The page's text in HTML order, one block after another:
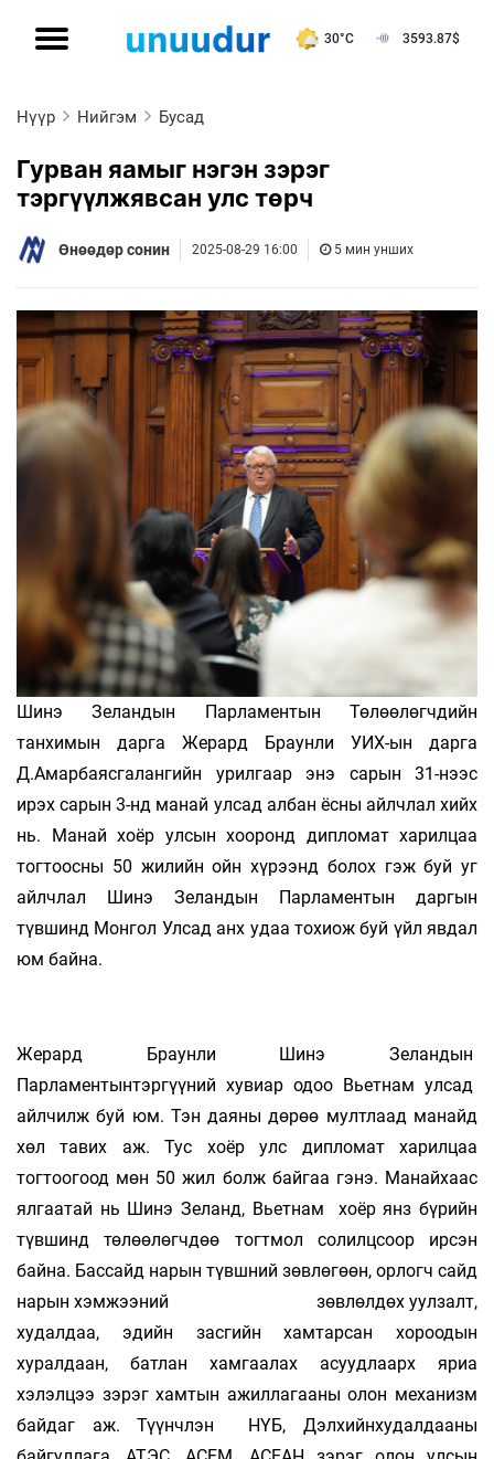
30°C 3593.87$
Нүүр Нийгэм Бусад
Гурван яамыг нэгэн зэрэг
тэргүүлжявсан улс төрч
Өнөөдөр сонин 2025-08-29 16:00 5 мин унших
Шинэ Зеландын Парламентын Төлөөлөгчдийн
танхимын дарга Жерард Браунли УИХ-ын дарга
Д.Амарбаясгалангийн урилгаар энэ сарын 31-нээс
ирэх сарын 3-нд манай улсад албан ёсны айлчлал хийх
нь. Манай хоёр улсын хооронд дипломат харилцаа
тогтоосны 50 жилийн ойн хүрээнд болох гэж буй уг
айлчлал Шинэ Зеландын Парламентын даргын
түвшинд Монгол Улсад анх удаа тохиож буй үйл явдал
юм байна.
Жерард Браунли Шинэ Зеландын
Парламентынтэргүүний хувиар одоо Вьетнам улсад
айлчилж буй юм. Тэн даяны дөрөө мултлаад манайд
хөл тавих аж. Тус хоёр улс дипломат харилцаа
тогтоогоод мөн 50 жил болж байгаа гэнэ. Манайхаас
ялгаатай нь Шинэ Зеланд, Вьетнам хоёр янз бүрийн
түвшинд төлөөлөгчдөө тогтмол солилцсоор ирсэн
байна. Бассайд нарын түвшний зөвлөгөөн, орлогч сайд
нарын хэмжээний зөвлөлдөх уулзалт,
худалдаа, эдийн засгийн хамтарсан хороодын
хуралдаан, батлан хамгаалах асуудлаарх яриа
хэлэлцээ зэрэг хамтын ажиллагааны олон механизм
байдаг аж. Түүнчлэн НҮБ, Дэлхийнхудалдааны